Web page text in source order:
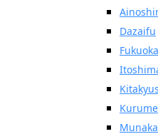
Dazaifu
Fukuoka
Kurume